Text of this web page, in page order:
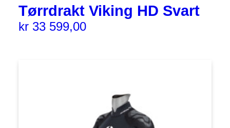
Tørrdrakt Viking HD Svart
kr 33 599,00